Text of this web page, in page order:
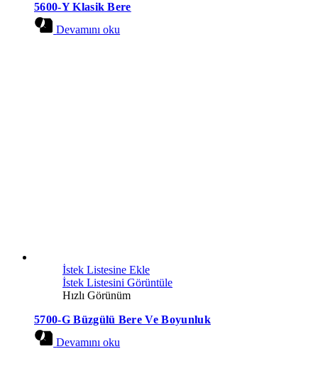
5600-Y Klasik Bere
Devamını oku
İstek Listesine Ekle
İstek Listesini Görüntüle
Hızlı Görünüm
5700-G Büzgülü Bere Ve Boyunluk
Devamını oku